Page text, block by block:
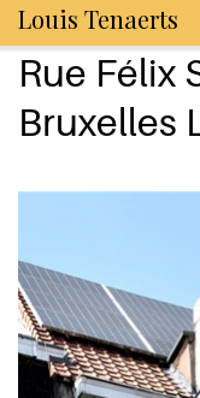
Louis Tenaerts
Rue Félix
Bruxelles